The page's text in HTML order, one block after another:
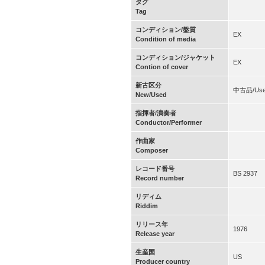
タグ
Tag
コンディション/盤質
Condition of media
EX
コンディション/ジャケット
Contion of cover
EX
新古区分
New/Used
中古品/
指揮者/演奏者
Conductor/Performer
作曲家
Composer
レコード番号
Record number
BS 2937
リディム
Riddim
リリース年
Release year
1976
生産国
Producer country
US